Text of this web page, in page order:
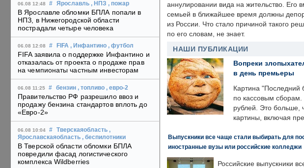
06.08 12:48 # Ярославль , НПЗ , пожар
В Ярославле обломки БПЛА попали в
НПЗ, в Нижегородской области
пострадали четыре человека
06.08 12:08 # FIFA , Инфантино , футбол
FIFA заявила о поддержке Инфантино и
отказалась от проекта о продаже прав
на чемпионаты частным инвесторам
06.08 11:25 # бензин , топливо , евро-2
Правительство РФ разрешило ввоз и
продажу бензина стандартов вплоть до
«Евро-2»
06.08 10:04 # Тверскаяобласть ,
Ярославскаяобласть , беспилотники
В Тверской области обломки БПЛА
повредили фасад логистического
комплекса Wildberries
аннулировании вида на жительство. Его
семьей в ближайшее время должны
из России. Что стало причиной такого
по его словам, не знает.
НАШИ ПУБЛИКАЦИИ
Вопреки
в день премьеры
Картина "Последний
по кассовым
рублей. Это больше,
картины, включая
Выпускники все чаще стали выбирать для
иностранные вузы или российские колледжи
Российские выпускники